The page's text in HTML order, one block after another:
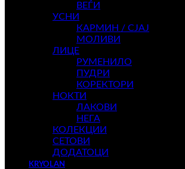
ВЕЃИ
УСНИ
КАРМИН / СЈАЈ
МОЛИВИ
ЛИЦЕ
РУМЕНИЛО
ПУДРИ
КОРЕКТОРИ
НОКТИ
ЛАКОВИ
НЕГА
КОЛЕКЦИИ
СЕТОВИ
ДОДАТОЦИ
KRYOLAN